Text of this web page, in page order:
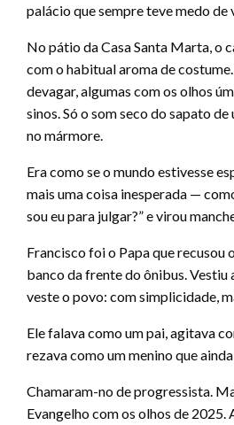
palácio que sempre teve medo de
No pátio da Casa Santa Marta, o
com o habitual aroma de
devagar, algumas com os olhos
sinos. Só o som seco do sapato
no mármore.
Era como se o mundo estivesse
mais uma coisa inesperada —
sou eu para julgar?” e virou
Francisco foi o Papa que recusou
banco da frente do ônibus. Vestiu
veste o povo: com simplicidade,
Ele falava como um pai, agitava
rezava como um menino que
Chamaram-no de progressista.
Evangelho com os olhos de 2025.